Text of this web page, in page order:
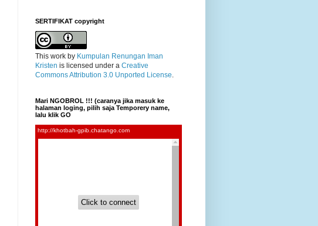
SERTIFIKAT copyright
This work by Kumpulan Renungan Iman
Kristen is licensed under a Creative
Commons Attribution 3.0 Unported License.
Mari NGOBROL !!! (caranya jika masuk ke
halaman loging, pilih saja Temporery name,
lalu klik GO